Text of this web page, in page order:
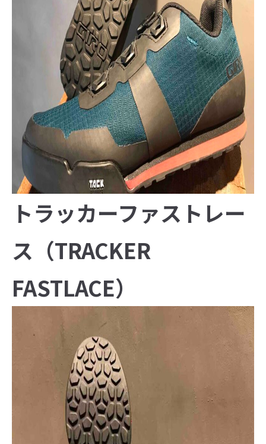
トラッカーファストレー
ス（TRACKER
FASTLACE）